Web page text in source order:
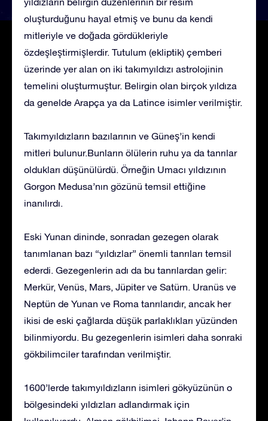
oluşturduğunu hayal etmiş ve bunu da kendi
mitleriyle ve doğada gördükleriyle
özdeşleştirmişlerdir. Tutulum (ekliptik) çemberi
üzerinde yer alan on iki takımyıldızı astrolojinin
temelini oluşturmuştur. Belirgin olan birçok yıldıza
da genelde Arapça ya da Latince isimler verilmiştir.
Takımyıldızların bazılarının ve Güneş’in kendi
mitleri bulunur.Bunların ölülerin ruhu ya da tanrılar
oldukları düşünülürdü. Örneğin Umacı yıldızının
Gorgon Medusa’nın gözünü temsil ettiğine
inanılırdı.
Eski Yunan dininde, sonradan gezegen olarak
tanımlanan bazı “yıldızlar” önemli tanrıları temsil
ederdi. Gezegenlerin adı da bu tanrılardan gelir:
Merkür, Venüs, Mars, Jüpiter ve Satürn. Uranüs ve
Neptün de Yunan ve Roma tanrılarıdır, ancak her
ikisi de eski çağlarda düşük parlaklıkları yüzünden
bilinmiyordu. Bu gezegenlerin isimleri daha sonraki
gökbilimciler tarafından verilmiştir.
1600’lerde takımyıldızların isimleri gökyüzünün o
bölgesindeki yıldızları adlandırmak için